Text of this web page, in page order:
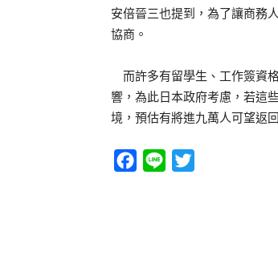
安倍晉三也提到，為了讓商務
協商。
而許多有留學生、工作簽資
響，為此日本政府考慮，若這
境，預估有將進九萬人可望返
Facebook
Line